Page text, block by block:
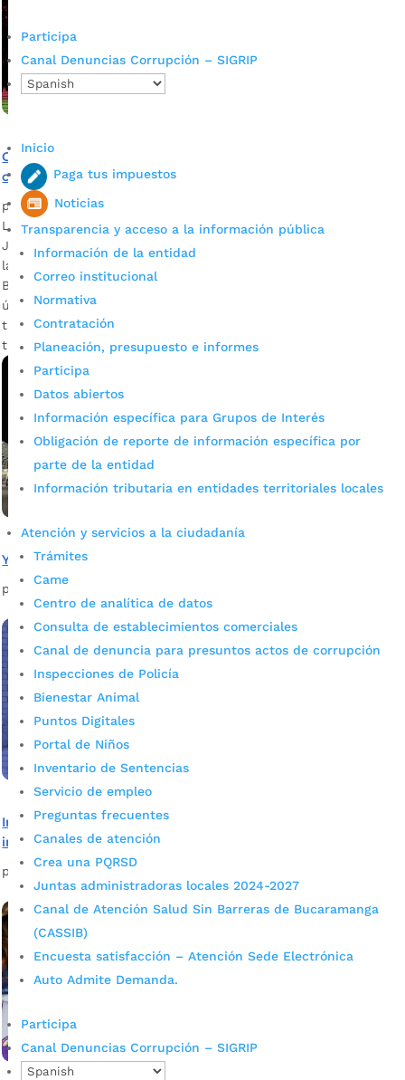
Participa
Canal Denuncias Corrupción – SIGRIP
Inicio
Paga tus impuestos
Noticias
Transparencia y acceso a la información pública
Información de la entidad
Correo institucional
Normativa
Contratación
Planeación, presupuesto e informes
Participa
Datos abiertos
Información específica para Grupos de Interés
Obligación de reporte de información específica por
parte de la entidad
Información tributaria en entidades territoriales locales
Atención y servicios a la ciudadanía
Trámites
Came
Centro de analítica de datos
Consulta de establecimientos comerciales
Canal de denuncia para presuntos actos de corrupción
Inspecciones de Policía
Bienestar Animal
Puntos Digitales
Portal de Niños
Inventario de Sentencias
Servicio de empleo
Preguntas frecuentes
Canales de atención
Crea una PQRSD
Juntas administradoras locales 2024-2027
Canal de Atención Salud Sin Barreras de Bucaramanga
(CASSIB)
Encuesta satisfacción – Atención Sede Electrónica
Auto Admite Demanda.
Participa
Canal Denuncias Corrupción – SIGRIP
Comunicado oficial: La Alcaldía de Bucaramanga informa
cambios en su Gabinete
por Alcaldía de Bucaramanga
La Doctora Ileana Boada Harker asumirá como Secretaria
Jurídica y el abogado César Castellanos liderará, en encargo,
la Secretaría Administrativa del Municipio. La Alcaldía de
Bucaramanga informa a toda la ciudadanía que durante los
últimos meses se ha venido estructurando un equipo de
trabajo eficiente, ético, transparente e idóneo que pueda
trabajar por el bienestar […]
Ya iniciaron los ciclopaseos en Bucaramanga
por Alcaldía de Bucaramanga
Informe Especial: Obras en Bucaramanga, así se ven tus
impuestos
por Alcaldía de Bucaramanga